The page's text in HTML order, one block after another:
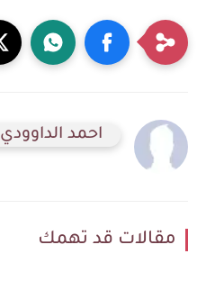
احمد الداوودي
مقالات قد تهمك